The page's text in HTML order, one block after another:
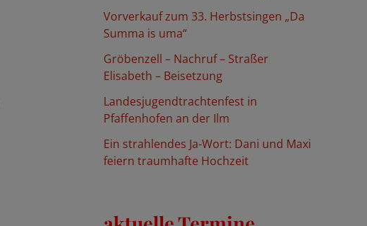
c
:
Vorverkauf zum 33. Herbstsingen „Da
Summa is uma“
Gröbenzell – Nachruf – Straßer
Elisabeth – Beisetzung
Landesjugendtrachtenfest in
Pfaffenhofen an der Ilm
Ein strahlendes Ja-Wort: Dani und Maxi
feiern traumhafte Hochzeit